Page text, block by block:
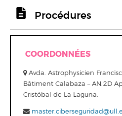
Procédures
COORDONNÉES
Avda. Astrophysicien
Bâtiment Calabaza – AN.2D
Cristóbal de La Laguna.